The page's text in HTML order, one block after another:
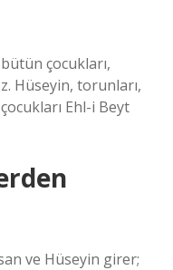
çocukları,
Hüseyin, torunları,
Ehl-i Beyt
ve Hüseyin girer;